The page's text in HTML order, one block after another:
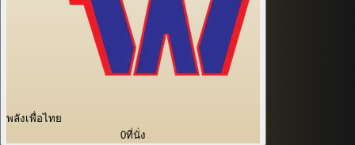
พลังเพื่อไทย
0ที่นั่ง